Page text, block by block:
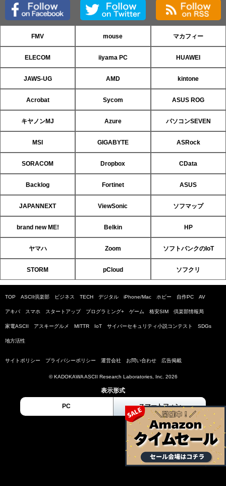
FMV mouse マカフィー
ELECOM iiyama PC HUAWEI
JAWS-UG AMD kintone
Acrobat Sycom ASUS ROG
キヤノンMJ Azure パソコンSEVEN
MSI GIGABYTE ASRock
SORACOM Dropbox CData
Backlog Fortinet ASUS
JAPANNEXT ViewSonic ソフマップ
brand new ME! Belkin HP
ヤマハ Zoom ソフトバンクのIoT
STORM pCloud ソフクリ
TOP ASCII倶楽部 ビジネス TECH デジタル iPhone/Mac ホビー 自作PC AV
アキバ スマホ スタートアップ プログラミング+ ゲーム 格安SIM 倶楽部情報局
家電ASCII アスキーグルメ MITTR IoT サイバーセキュリティ小説コンテスト SDGs
地方活性
サイトポリシー プライバシーポリシー 運営会社 お問い合わせ 広告掲載
© KADOKAWA ASCII Research Laboratories, Inc. 2026
表示形式
PC スマートフォン